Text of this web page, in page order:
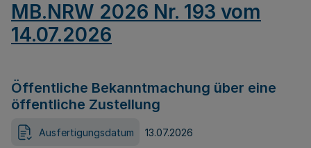
MB.NRW 2026 Nr. 193 vom
14.07.2026
Öffentliche Bekanntmachung über eine
öffentliche Zustellung
Ausfertigungsdatum 13.07.2026